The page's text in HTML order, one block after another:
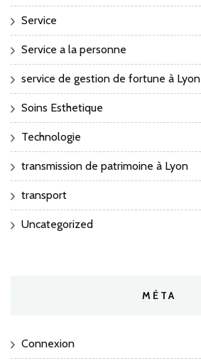
Service
Service a la personne
service de gestion de fortune à Lyon
Soins Esthetique
Technologie
transmission de patrimoine à Lyon
transport
Uncategorized
MÉTA
Connexion